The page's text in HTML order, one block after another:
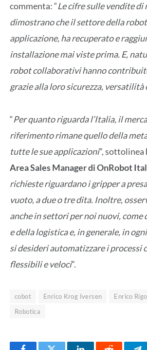
commenta: “Le cifre sulle vendite di
dimostrano che il settore della
applicazione, ha recuperato e
installazione mai viste prima. E,
robot collaborativi hanno
grazie alla loro sicurezza, versatilità
“Per quanto riguarda l’Italia, il
riferimento rimane quello della
tutte le sue applicazioni”, sottolinea
Area Sales Manager di OnRobot
richieste riguardano i gripper a
vuoto, a due o tre dita. Inoltre,
anche in settori per noi nuovi, come
e della logistica e, in generale, in
si desideri automatizzare i processi
flessibili e veloci”.
cobot Enrico Krog Iversen Enrico
Robotica